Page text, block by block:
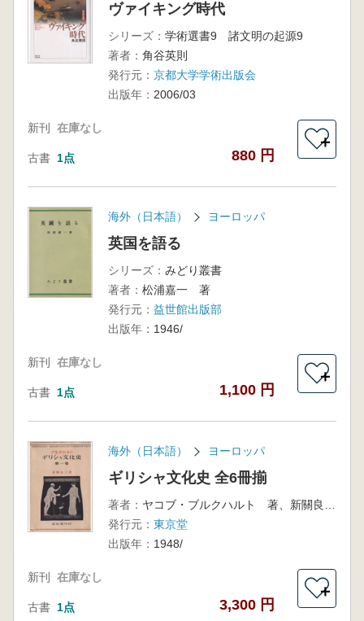
ヴァイキング時代
シリーズ： 学術選書9 諸文明の起源9
著者： 角谷英則
発行元： 京都大学学術出版会
出版年： 2006/03
新刊 在庫なし
古書 1点 880 円
＋
海外（日本語） ヨーロッパ
英国を語る
シリーズ： みどり叢書
著者： 松浦嘉一 著
発行元： 益世館出版部
出版年： 1946/
新刊 在庫なし
古書 1点 1,100 円
＋
海外（日本語） ヨーロッパ
ギリシャ文化史 全6冊揃
著者：
発行元： 東京堂
出版年： 1948/
新刊 在庫なし
古書 1点 3,300 円
＋